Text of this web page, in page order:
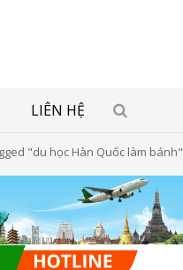
LIÊN HỆ
"du học Hàn Quốc làm bánh"